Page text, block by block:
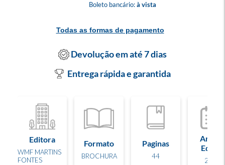
Todas as formas de pagamento
Boleto bancário:à vista
Devolução em até 7 dias
Entrega rápida e garantida
Editora
WMF MARTINS
FONTES
Formato
BROCHURA
Paginas
44
Ano de
Edição
2025